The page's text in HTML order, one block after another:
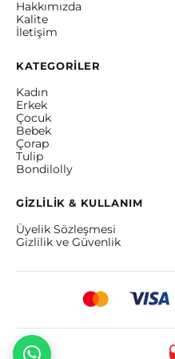
Hakkımızda
Kalite
İletişim
KATEGORİLER
Kadın
Erkek
Çocuk
Bebek
Çorap
Tulip
Bondilolly
GİZLİLİK & KULLANIM
Üyelik Sözleşmesi
Gizlilik ve Güvenlik